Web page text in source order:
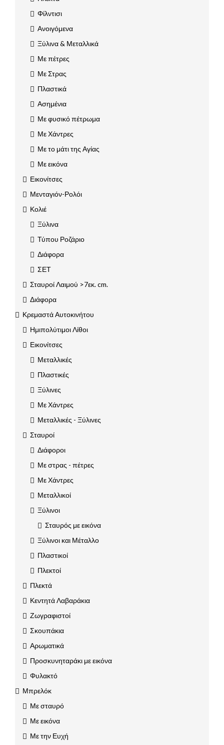
Φίλντισι
Ανοιγόμενα
Ξύλινα & Μεταλλικά
Με πέτρες
Με Στρας
Πλαστικά
Ασημένια
Με φυσικό πέτρωμα
Με Χάντρες
Με το μάτι της Αγίας
Με εικόνα
Εικονίτσες
Μενταγιόν-Ρολόι
Κολιέ
Ξύλινα
Τύπου Ροζάριο
Διάφορα
ΣΕΤ
Σταυροί Λαιμού >7εκ. cm.
Διάφορα
Κρεμαστά Αυτοκινήτου
Ημιπολύτιμοι Λίθοι
Εικονίτσες
Μεταλλικές
Πλαστικές
Ξύλινες
Με Χάντρες
Μεταλλικές - Ξύλινες
Σταυροί
Διάφοροι
Με στρας - πέτρες
Με Χάντρες
Μεταλλικοί
Ξύλινοι
Σταυρός με εικόνα
Ξύλινοι και Μέταλλο
Πλαστικοί
Πλεκτοί
Πλεκτά
Κεντητά Λαβαράκια
Ζωγραφιστοί
Σκουπάκια
Αρωματικά
Προσκυνηταράκι με εικόνα
Φυλακτό
Μπρελόκ
Με σταυρό
Με εικόνα
Με την Ευχή